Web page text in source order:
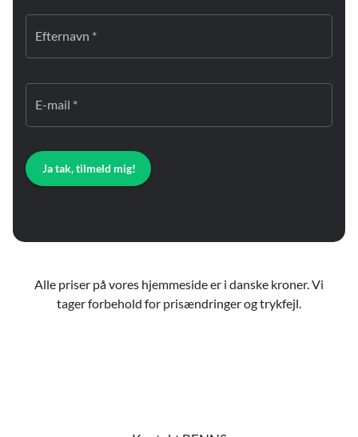
Efternavn *
E-mail *
Ja tak, tilmeld mig!
Alle priser på vores hjemmeside er i danske kroner. Vi
tager forbehold for prisændringer og trykfejl.